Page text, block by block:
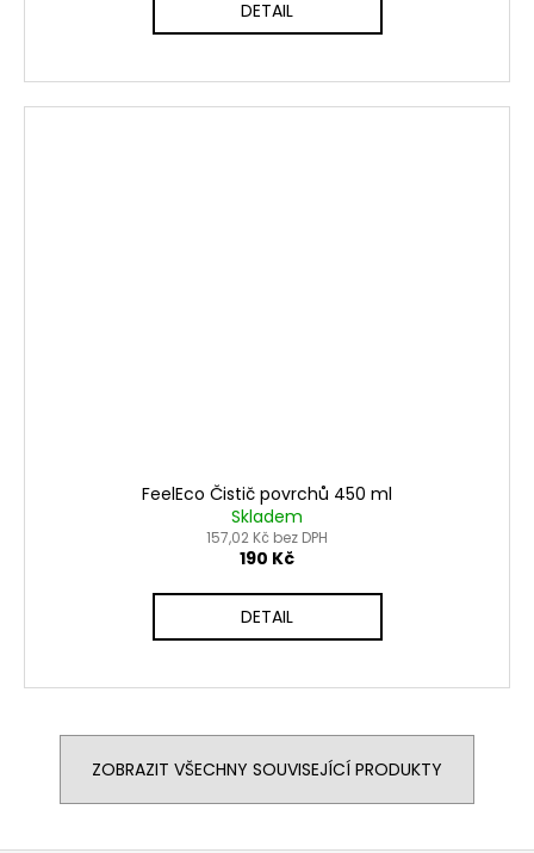
DETAIL
FeelEco Čistič povrchů 450 ml
Skladem
157,02 Kč bez DPH
190 Kč
DETAIL
ZOBRAZIT VŠECHNY SOUVISEJÍCÍ PRODUKTY